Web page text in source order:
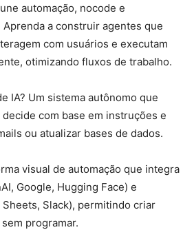
automação, nocode e
a construir agentes que
com usuários e executam
otimizando fluxos de trabalho.
IA? Um sistema autônomo que
com base em instruções e
ou atualizar bases de dados.
visual de automação que integra
Google, Hugging Face) e
Slack), permitindo criar
programar.